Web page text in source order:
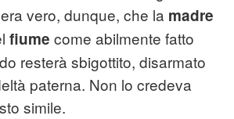
vero, dunque, che la madre
fiume come abilmente fatto
resterà sbigottito, disarmato
paterna. Non lo credeva
simile.